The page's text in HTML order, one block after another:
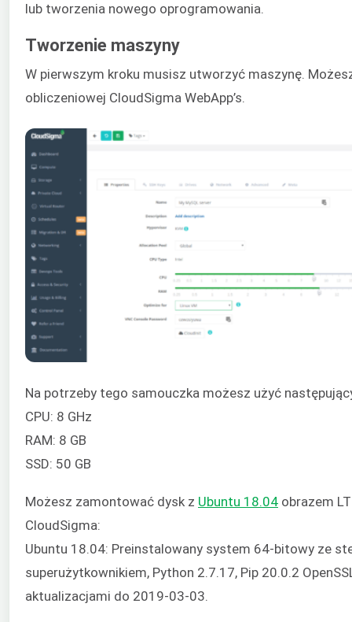
lub tworzenia nowego oprogramowania.
Tworzenie maszyny
W pierwszym kroku musisz utworzyć maszynę.
obliczeniowej CloudSigma WebApp’s.
Na potrzeby tego samouczka możesz użyć
CPU: 8 GHz
RAM: 8 GB
SSD: 50 GB
Możesz zamontować dysk z Ubuntu 18.04 obrazem
CloudSigma:
Ubuntu 18.04: Preinstalowany system 64-bitowy ze
superużytkownikiem, Python 2.7.17, Pip 20.0.2
aktualizacjami do 2019-03-03.